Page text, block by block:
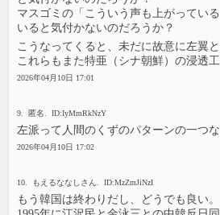
マスゴミの「こういう声も上がってい
いると気付かないのだろうか？
こうなってくると、未だに故意に左翼
これらもまた特亜（シナ朝鮮）の浸透
2026年04月10日 17:01
9. 匿名. ID:IyMmRkNzY
左派って人間のくずのパターンの一つ
2026年04月10日 17:02
10. もえるななしさん. ID:MzZmJiNzI
もう韓国は終わりだし、どうでも良い。